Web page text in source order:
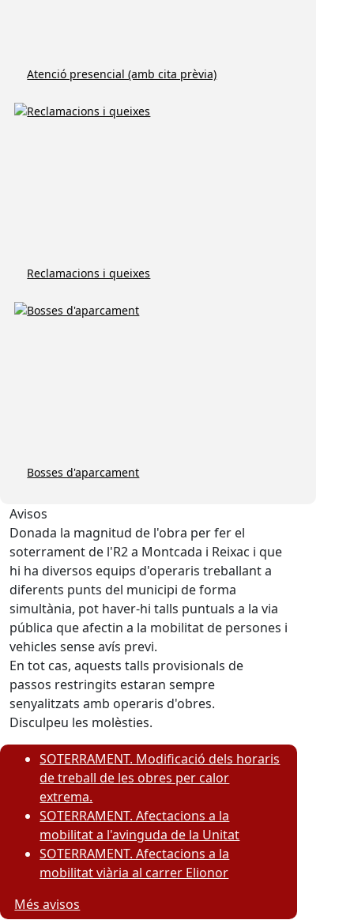
Atenció presencial (amb cita prèvia)
Reclamacions i queixes
Bosses d'aparcament
Avisos
Donada la magnitud de l'obra per fer el
soterrament de l'R2 a Montcada i Reixac i que
hi ha diversos equips d'operaris treballant a
diferents punts del municipi de forma
simultània, pot haver-hi talls puntuals a la via
pública que afectin a la mobilitat de persones i
vehicles sense avís previ.
En tot cas, aquests talls provisionals de
passos restringits estaran sempre
senyalitzats amb operaris d'obres.
Disculpeu les molèsties.
SOTERRAMENT. Modificació dels horaris
de treball de les obres per calor
extrema.
SOTERRAMENT. Afectacions a la
mobilitat a l'avinguda de la Unitat
SOTERRAMENT. Afectacions a la
mobilitat viària al carrer Elionor
Més avisos